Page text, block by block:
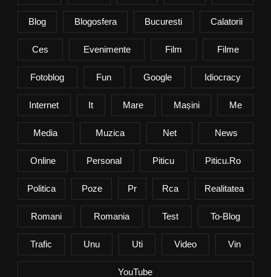
Blog Blogosfera Bucuresti Calatorii
Ces Evenimente Film Filme
Fotoblog Fun Google Idiocracy
Internet It Mare Mașini Me
Media Muzica Net News
Online Personal Piticu Piticu.ro
Politica Poze Pr Rca Realitatea
Romani Romania Test To-Blog
Trafic Unu Uti Video Vin
YouTube